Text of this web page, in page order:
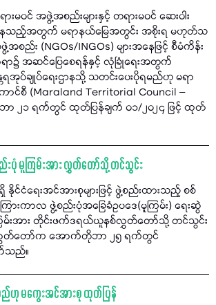
ဝင် အဖွဲ့အစည်းများနှင့် တရားမဝင် ဆေးဝါး
ေသည့်အတွက် မရာနယ်မြေအတွင်း အစိုးရ မဟုတ်သ
စည်း (NGOs/INGOs) များအနေဖြင့် စီမံကိန်း
၌ အဆင်ပြေစေရန်နှင့် လုံခြုံရေးအတွက်
ရအုပ်ချုပ်ရေးဌာနသို့ သတင်းပေးပိုရမည်ဟု မရာ
ာင်စီ (Maraland Territorial Council –
၂၁ ရက်တွင် ထုတ်ပြန်ချက် ၀၁/၂၀၂၄ ဖြင့် ထုတ်
းပုံ မူကြမ်းအား လွှတ်တော်သို့ တင်သွင်း
င်ငံရေးအင်အားစုများဖြင့် ဖွဲ့စည်းထားသည့် စစ်
းကာလ ဖွဲ့စည်းပုံအခြေခံဥပဒေ(မူကြမ်း) ရေးဆွဲ
မ်းအား တိုင်းဖက်ဒရယ်ယူနစ်လွှတ်တော်သို့ တင်သွင်း
လွှတ်တော်က အောက်တိုဘာ ၂၅ ရက်တွင်
သည်။
ဟု မကွေးအင်အားစု ထုတ်ပြန်